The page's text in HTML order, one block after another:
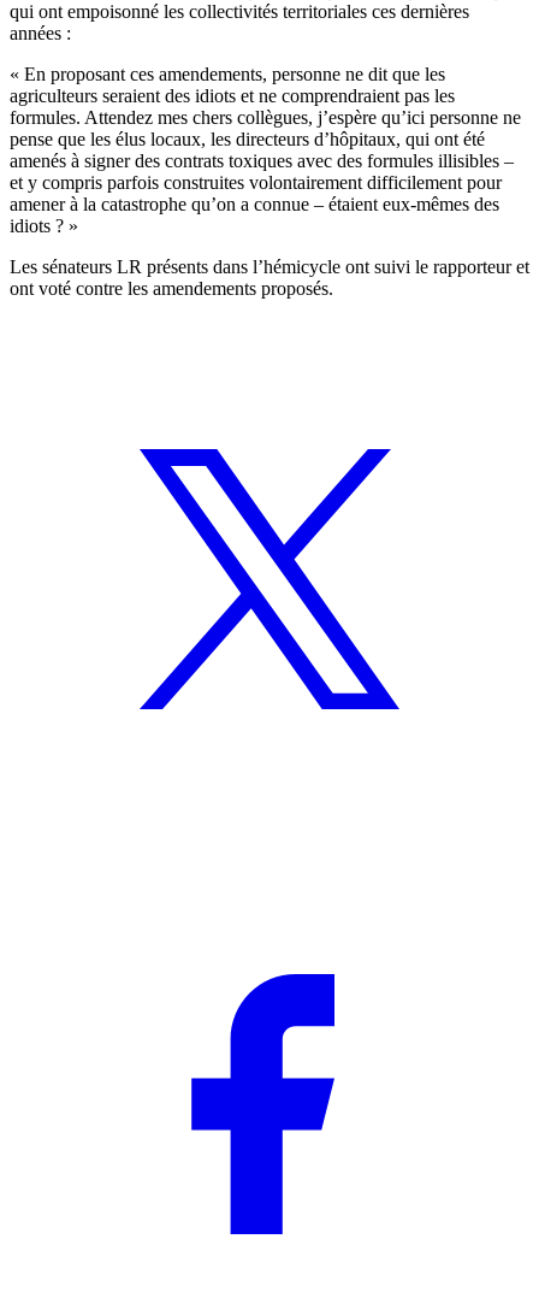
qui ont empoisonné les collectivités territoriales ces dernières
années :
« En proposant ces amendements, personne ne dit que les
agriculteurs seraient des idiots et ne comprendraient pas les
formules. Attendez mes chers collègues, j’espère qu’ici personne ne
pense que les élus locaux, les directeurs d’hôpitaux, qui ont été
amenés à signer des contrats toxiques avec des formules illisibles –
et y compris parfois construites volontairement difficilement pour
amener à la catastrophe qu’on a connue – étaient eux-mêmes des
idiots ? »
Les sénateurs LR présents dans l’hémicycle ont suivi le rapporteur et
ont voté contre les amendements proposés.